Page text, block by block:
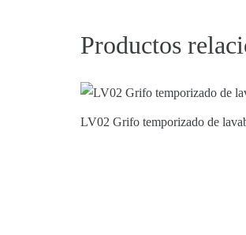
Productos
LV02 Grifo temporizado de